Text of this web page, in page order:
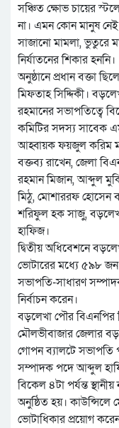
সঞ্চিত ক্ষোভ চায়ের
না। এমন কোন মানুষ নেই
সাজানো মামলা, ভুতুরে
নির্যাতনের শিকার হননি।
অনুষ্ঠানে প্রধান বক্তা
মিফতাহ সিদ্দিকী।
রহমানের সভাপতিত্বে
কমিটির সদস্য সাবেক
আহ্বায়ক ফয়জুল করিম
বক্তব্য রাখেন, জেলা
রহমান মিজান, আব্দুল
মিঠু, মোশাররফ হোসেন
শরিফুল হক সাজু,
হাফিজ।
দ্বিতীয় অধিবেশনে
ভোটারের মধ্যে ৫৯৮
সভাপতি-সাধারণ
নির্বাচন করেন।
বড়লেখা পৌর বিএনপির
মৌলভীবাজার জেলার
গোপন ব্যালটে
সম্পাদক পদে আব্দুল
বিকেল ৪টা পর্যন্ত
অনুষ্ঠিত হয়।
ভোটাধিকার প্রয়োগ